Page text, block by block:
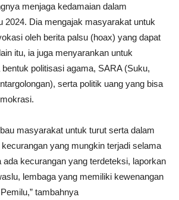
menjaga kedamaian dalam
2024. Dia mengajak masyarakat untuk
oleh berita palsu (hoax) yang dapat
itu, ia juga menyarankan untuk
politisasi agama, SARA (Suku,
serta politik uang yang bisa
masyarakat untuk turut serta dalam
yang mungkin terjadi selama
kecurangan yang terdeteksi, laporkan
lembaga yang memiliki kewenangan
tambahnya